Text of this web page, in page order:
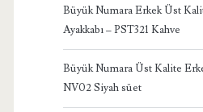
Büyük Numara Erkek Üst
Ayakkabı – PST321 Kahve
Büyük Numara Üst Kalite
NV02 Siyah süet